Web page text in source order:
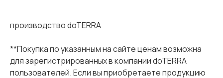
производство doTERRA
**Покупка по указанным на сайте ценам возможна
для зарегистрированных в компании doTERRA
пользователей. Если вы приобретаете продукцию